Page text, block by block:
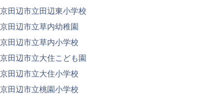
京田辺市立田辺東小学校
京田辺市立草内幼稚園
京田辺市立草内小学校
京田辺市立大住こども園
京田辺市立大住小学校
京田辺市立桃園小学校